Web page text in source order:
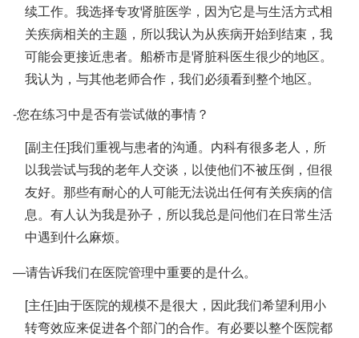
续工作。我选择专攻肾脏医学，因为它是与生活方式相
关疾病相关的主题，所以我认为从疾病开始到结束，我
可能会更接近患者。船桥市是肾脏科医生很少的地区。
我认为，与其他老师合作，​​我们必须看到整个地区。
-您在练习中是否有尝试做的事情？
[副主任]我们重视与患者的沟通。内科有很多老人，所
以我尝试与我的老年人交谈，以使他们不被压倒，但很
友好。那些有耐心的人可能无法说出任何有关疾病的信
息。有人认为我是孙子，所以我总是问他们在日常生活
中遇到什么麻烦。
―请告诉我们在医院管理中重要的是什么。
[主任]由于医院的规模不是很大，因此我们希望利用小
转弯效应来促进各个部门的合作。有必要以整个医院都